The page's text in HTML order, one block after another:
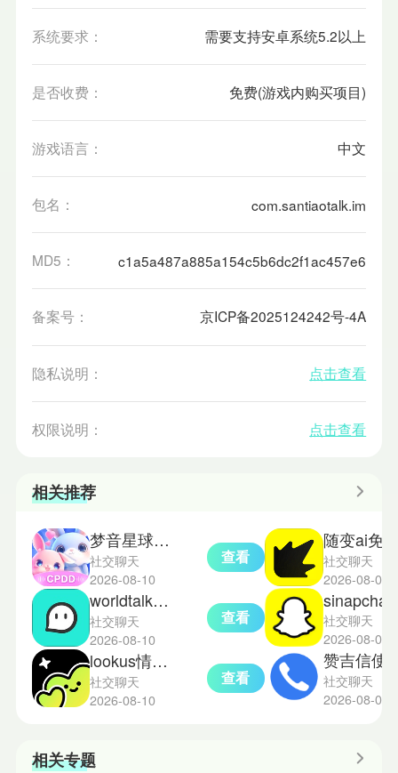
系统要求： 需要支持安卓系统5.2以上
是否收费： 免费(游戏内购买项目)
游戏语言： 中文
包名： com.santiaotalk.im
MD5： c1a5a487a885a154c5b6dc2f1ac457e6
备案号： 京ICP备2025124242号-4A
隐私说明： 点击查看
权限说明： 点击查看
相关推荐
梦音星球手机版
社交聊天
2026-08-10
查看
worldtalk国际版
社交聊天
2026-08-10
查看
lookus情侣定位软件
社交聊天
2026-08-10
查看
社交聊天
2026-08-09
sinapchat
社交聊天
2026-08-08
社交聊天
2026-08-08
相关专题